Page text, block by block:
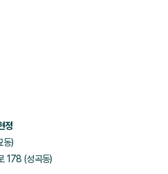
정
동)
178 (성곡동)